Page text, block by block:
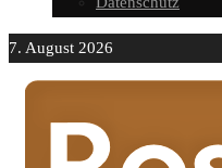
7. August 2026